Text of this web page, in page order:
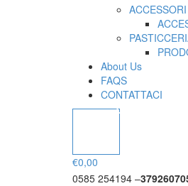
ACCESSORI
About Us
FAQS
CONTATTACI
0
€0,00
0585 254194 –